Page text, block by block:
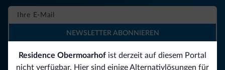
Residence Obermoarhof ist derzeit auf diesem Portal
nicht verfügbar. Hier sind einige Alternativlösungen für
NEWSLETTER ABONNIEREN